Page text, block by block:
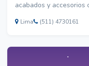
acabados y accesorios
Lima (511) 4730161